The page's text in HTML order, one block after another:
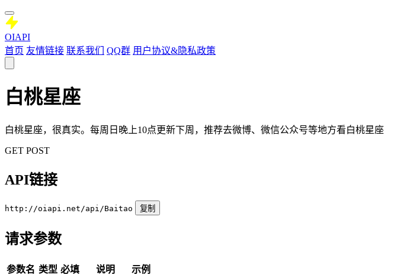
OIAPI
首页 友情链接 联系我们 QQ群 用户协议&隐私政策
白桃星座
白桃星座，很真实。每周日晚上10点更新下周，推荐去微博、微信公众号等地方看白桃星座
GET POST
API链接
http://oiapi.net/api/Baitao 复制
请求参数
参数名 类型 必填 说明 示例